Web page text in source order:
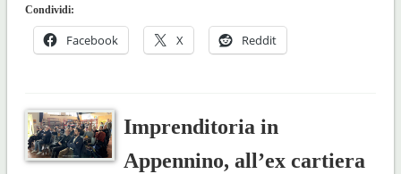
Condividi:
Facebook X Reddit
Imprenditoria in
Appennino, all’ex cartiera